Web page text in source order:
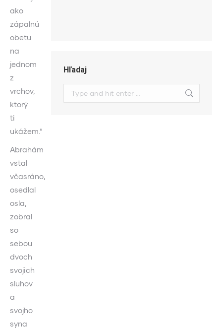
ako
zápalnú
obetu
na
jednom
z
vrchov,
ktorý
ti
ukážem.“
Abrahám
vstal
včasráno,
osedlal
osla,
zobral
so
sebou
dvoch
svojich
sluhov
a
svojho
syna
Hľadaj
Search: